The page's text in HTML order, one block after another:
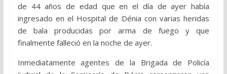
de 44 años de edad que en el día de ayer había
ingresado en el Hospital de Dénia con varias heridas
de bala producidas por arma de fuego y que
finalmente falleció en la noche de ayer.
Inmediatamente agentes de la Brigada de Policía